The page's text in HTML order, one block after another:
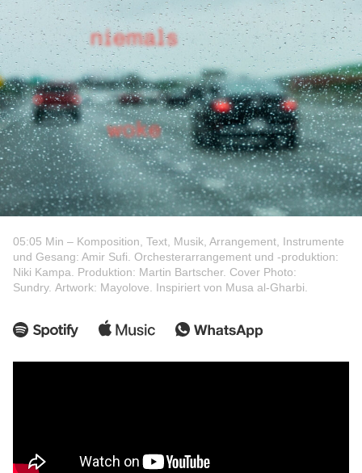
05:05 Min – Komposition, Text, Musik, Arrangement, Instrumente
und Gesang: Amir Sufi. Orchesterarrangement und -produktion:
Niki Kampa. Produktion: Martin Bartscher. Cover Photo:
Sundry. Artwork: Mayolove. Inspiriert von Musa al-Gharbi.